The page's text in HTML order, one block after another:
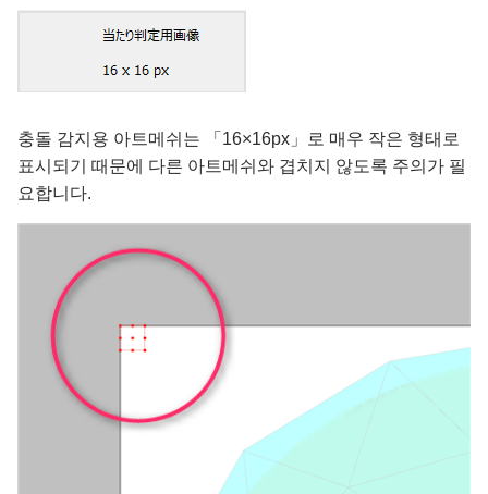
충돌 감지용 아트메쉬는 「16×16px」로 매우 작은 형태로
표시되기 때문에 다른 아트메쉬와 겹치지 않도록 주의가 필
요합니다.